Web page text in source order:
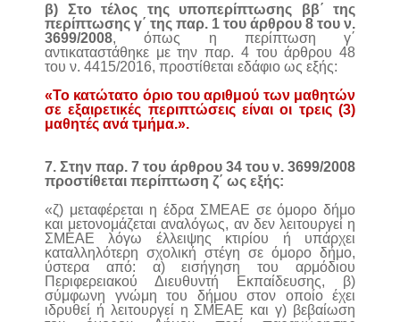
β) Στο τέλος της υποπερίπτωσης ββ΄ της
περίπτωσης γ΄ της παρ. 1 του άρθρου 8 του ν.
3699/2008, όπως η περίπτωση γ΄
αντικαταστάθηκε με την παρ. 4 του άρθρου 48
του ν. 4415/2016, προστίθεται εδάφιο ως εξής:
«Το κατώτατο όριο του αριθμού των μαθητών
σε εξαιρετικές περιπτώσεις είναι οι τρεις (3)
μαθητές ανά τμήμα.».
7. Στην παρ. 7 του άρθρου 34 του ν. 3699/2008
προστίθεται περίπτωση ζ΄ ως εξής:
«ζ) μεταφέρεται η έδρα ΣΜΕΑΕ σε όμορο δήμο
και μετονομάζεται αναλόγως, αν δεν λειτουργεί η
ΣΜΕΑΕ λόγω έλλειψης κτιρίου ή υπάρχει
καταλληλότερη σχολική στέγη σε όμορο δήμο,
ύστερα από: α) εισήγηση του αρμόδιου
Περιφερειακού Διευθυντή Εκπαίδευσης, β)
σύμφωνη γνώμη του δήμου στον οποίο έχει
ιδρυθεί ή λειτουργεί η ΣΜΕΑΕ και γ) βεβαίωση